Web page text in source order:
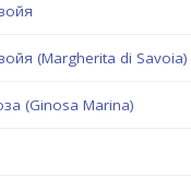
(Margherita di Savoia)
(Ginosa Marina)